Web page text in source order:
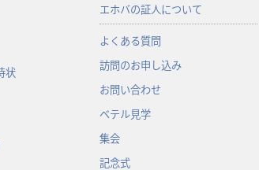
状
エホバの証人について
よくある質問
訪問のお申し込み
お問い合わせ
ベテル見学
集会
記念式